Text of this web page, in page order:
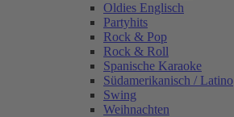
Oldies Englisch
Partyhits
Rock & Pop
Rock & Roll
Spanische Karaoke
Südamerikanisch / Latino
Swing
Weihnachten